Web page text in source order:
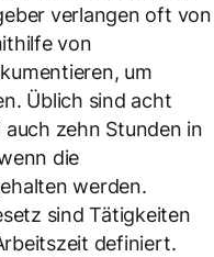
verlangen oft von
von
um
Üblich sind acht
zehn Stunden in
die
werden.
sind Tätigkeiten
definiert.